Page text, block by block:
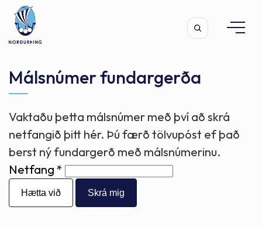
Leita
Málsnúmer fundargerða
Vaktaðu þetta málsnúmer með því að skrá
netfangið þitt hér. Þú færð tölvupóst ef það
berst ný fundargerð með málsnúmerinu.
Netfang
Hætta við